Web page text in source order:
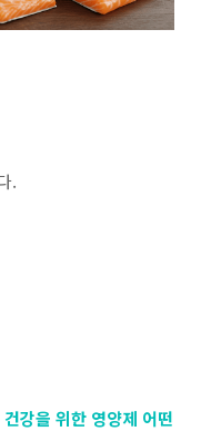
.
강을 위한 영양제 어떤